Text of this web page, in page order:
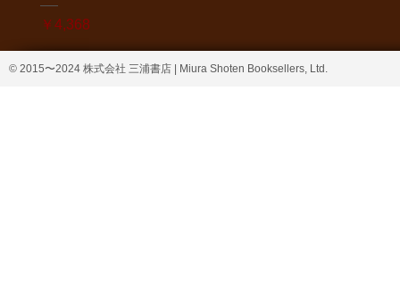
価格
￥4,368
© 2015〜2024 株式会社 三浦書店 | Miura Shoten Booksellers, Ltd.